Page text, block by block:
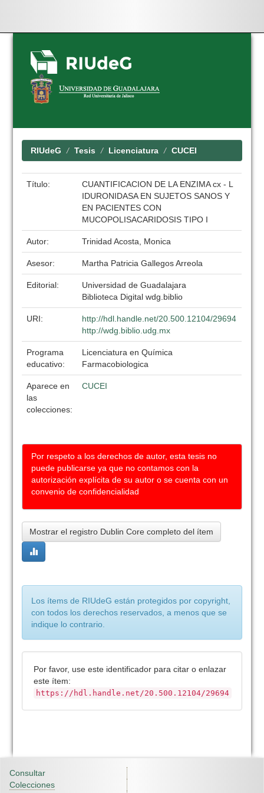
Skip
navigation
RIUdeG Tesis Licenciatura CUCEI
Título:
CUANTIFICACION DE LA ENZIMA cx - L
IDURONIDASA EN SUJETOS SANOS Y
EN PACIENTES CON
MUCOPOLISACARIDOSIS TIPO I
Autor: Trinidad Acosta, Monica
Asesor: Martha Patricia Gallegos Arreola
Editorial:
Universidad de Guadalajara
Biblioteca Digital wdg.biblio
URI:
http://hdl.handle.net/20.500.12104/29694
http://wdg.biblio.udg.mx
Programa
educativo:
Licenciatura en Química
Farmacobiologica
Aparece en
las
colecciones:
CUCEI
Por respeto a los derechos de autor, esta tesis no
puede publicarse ya que no contamos con la
autorización explícita de su autor o se cuenta con un
convenio de confidencialidad
Mostrar el registro Dublin Core completo del ítem
Los ítems de RIUdeG están protegidos por copyright,
con todos los derechos reservados, a menos que se
indique lo contrario.
Por favor, use este identificador para citar o enlazar
este ítem:
https://hdl.handle.net/20.500.12104/29694
Consultar
Colecciones